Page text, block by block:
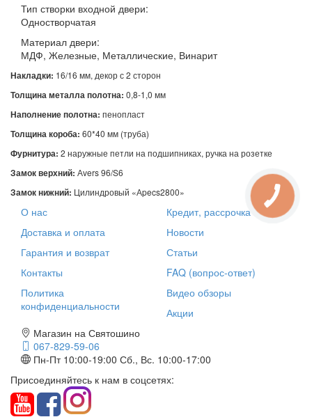
Тип створки входной двери:
Одностворчатая
Материал двери:
МДФ, Железные, Металлические, Винарит
Накладки: 16/16 мм, декор с 2 сторон
Толщина металла полотна: 0,8-1,0 мм
Наполнение полотна: пенопласт
Толщина короба: 60*40 мм (труба)
Фурнитура: 2 наружные петли на подшипниках, ручка на розетке
Замок верхний: Аvers 96/S6
Замок нижний: Цилиндровый «Аpecs2800»
О нас
Доставка и оплата
Гарантия и возврат
Контакты
Политика
конфиденциальности
Кредит, рассрочка
Новости
Статьи
FAQ (вопрос-ответ)
Видео обзоры
Акции
Магазин на Святошино
067-829-59-06
Пн-Пт 10:00-19:00 Сб., Вс. 10:00-17:00
Присоединяйтесь к нам в соцсетях: